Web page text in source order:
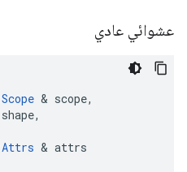
عشوائي عادي
Scope & scope,
shape,
Attrs & attrs